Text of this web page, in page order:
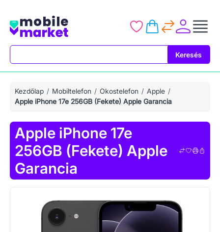
Keresés
Kezdőlap Mobiltelefon Okostelefon
Apple
Apple iPhone 17e 256GB (Fekete) Apple Garancia
Apple iPhone 17e
256GB (Fekete) Apple
Garancia